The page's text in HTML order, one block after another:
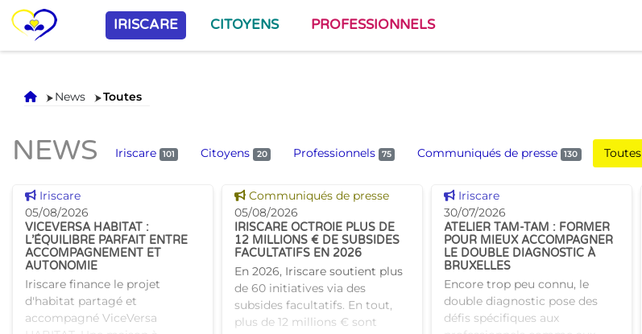
IRISCARE CITOYENS PROFESSIONNELS
Accueil
News Toutes
NEWS Iriscare 101 Citoyens 20 Professionnels 75 Communiqués de presse 130 Toutes
Voir cette news
Iriscare
05/08/2026
VICEVERSA HABITAT :
L’ÉQUILIBRE PARFAIT ENTRE
ACCOMPAGNEMENT ET
AUTONOMIE
Iriscare finance le projet
d'habitat partagé et
accompagné ViceVersa
Voir cette news
Communiqués de presse
05/08/2026
IRISCARE OCTROIE PLUS DE
12 MILLIONS € DE SUBSIDES
FACULTATIFS EN 2026
En 2026, Iriscare soutient plus
de 60 initiatives via des
subsides facultatifs. En tout,
plus de 12 millions € sont
Voir cette news
Iriscare
30/07/2026
ATELIER TAM-TAM : FORMER
POUR MIEUX ACCOMPAGNER
LE DOUBLE DIAGNOSTIC À
BRUXELLES
Encore trop peu connu, le
double diagnostic pose des
défis spécifiques aux